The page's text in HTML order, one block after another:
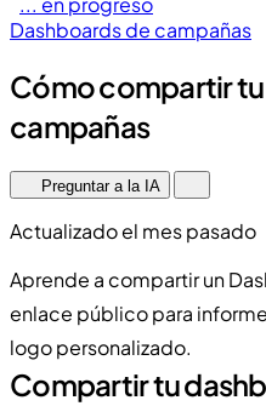
Dashboards de campañas
Cómo compartir
campañas
Preguntar a la IA
Actualizado el mes pasado
Aprende a compartir un
enlace público para
logo personalizado.
Compartir tu